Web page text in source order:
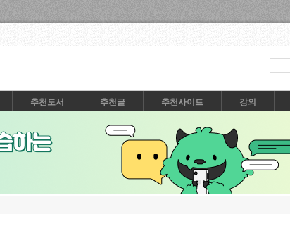
추천도서 추천글 추천사이트 강의